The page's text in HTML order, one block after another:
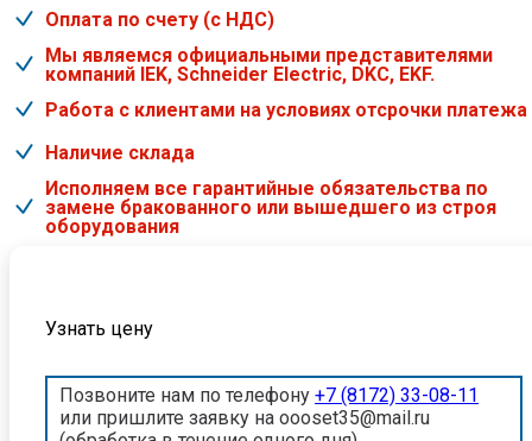
Оплата по счету (с НДС)
Мы являемся официальными представителями
компаний IEK, Schneider Electric, DKC, EKF.
Работа с клиентами на условиях отсрочки платежа
Наличие склада
Исполняем все гарантийные обязательства по
замене бракованного или вышедшего из строя
оборудования
Узнать цену
Позвоните нам по телефону +7 (8172) 33-08-11
или пришлите заявку на oooset35@mail.ru